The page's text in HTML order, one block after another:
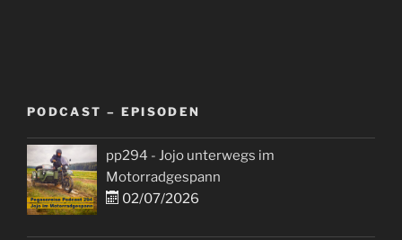
PODCAST – EPISODEN
pp294 - Jojo unterwegs im
Motorradgespann
02/07/2026